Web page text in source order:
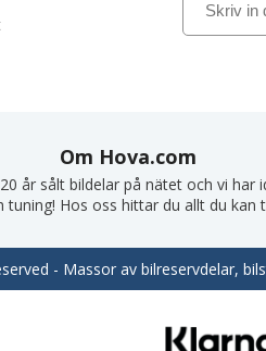
Om Hova.com
år sålt bildelar på nätet och vi
Hos oss hittar du allt du kan
- Massor av bilreservdelar,